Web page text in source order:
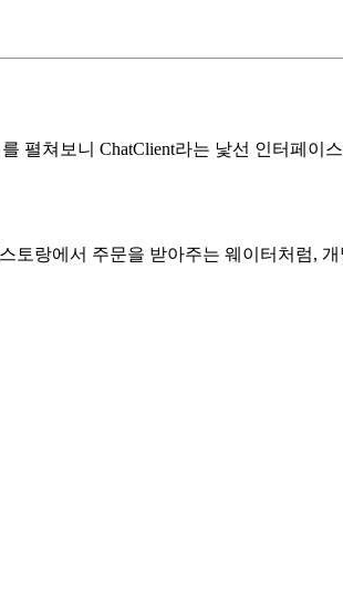
펼쳐보니 ChatClient라는 낯선 인터페이
토랑에서 주문을 받아주는 웨이터처럼,